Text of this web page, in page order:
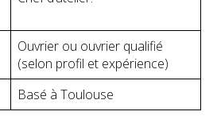
Ouvrier ou ouvrier qualifié
(selon profil et expérience)
Basé à Toulouse